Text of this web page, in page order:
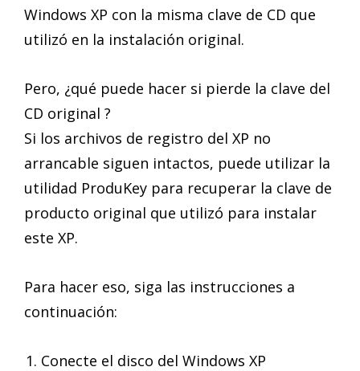
Windows XP con la misma clave de CD que
utilizó en la instalación original.
Pero, ¿qué puede hacer si pierde la clave del
CD original ?
Si los archivos de registro del XP no
arrancable siguen intactos, puede utilizar la
utilidad ProduKey para recuperar la clave de
producto original que utilizó para instalar
este XP.
Para hacer eso, siga las instrucciones a
continuación:
Conecte el disco del Windows XP